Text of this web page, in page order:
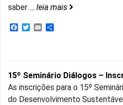
saber … leia mais
Facebook
Twitter
Email
15º Seminário Diálogos –
As inscrições para o 15º
do Desenvolvimento